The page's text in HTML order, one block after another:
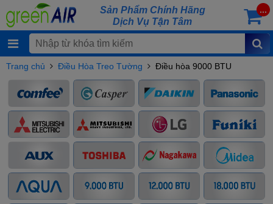
Sản Phẩm Chính Hãng
Dịch Vụ Tận Tâm
...
Trang chủ Điều Hòa Treo Tường Điều hòa 9000 BTU